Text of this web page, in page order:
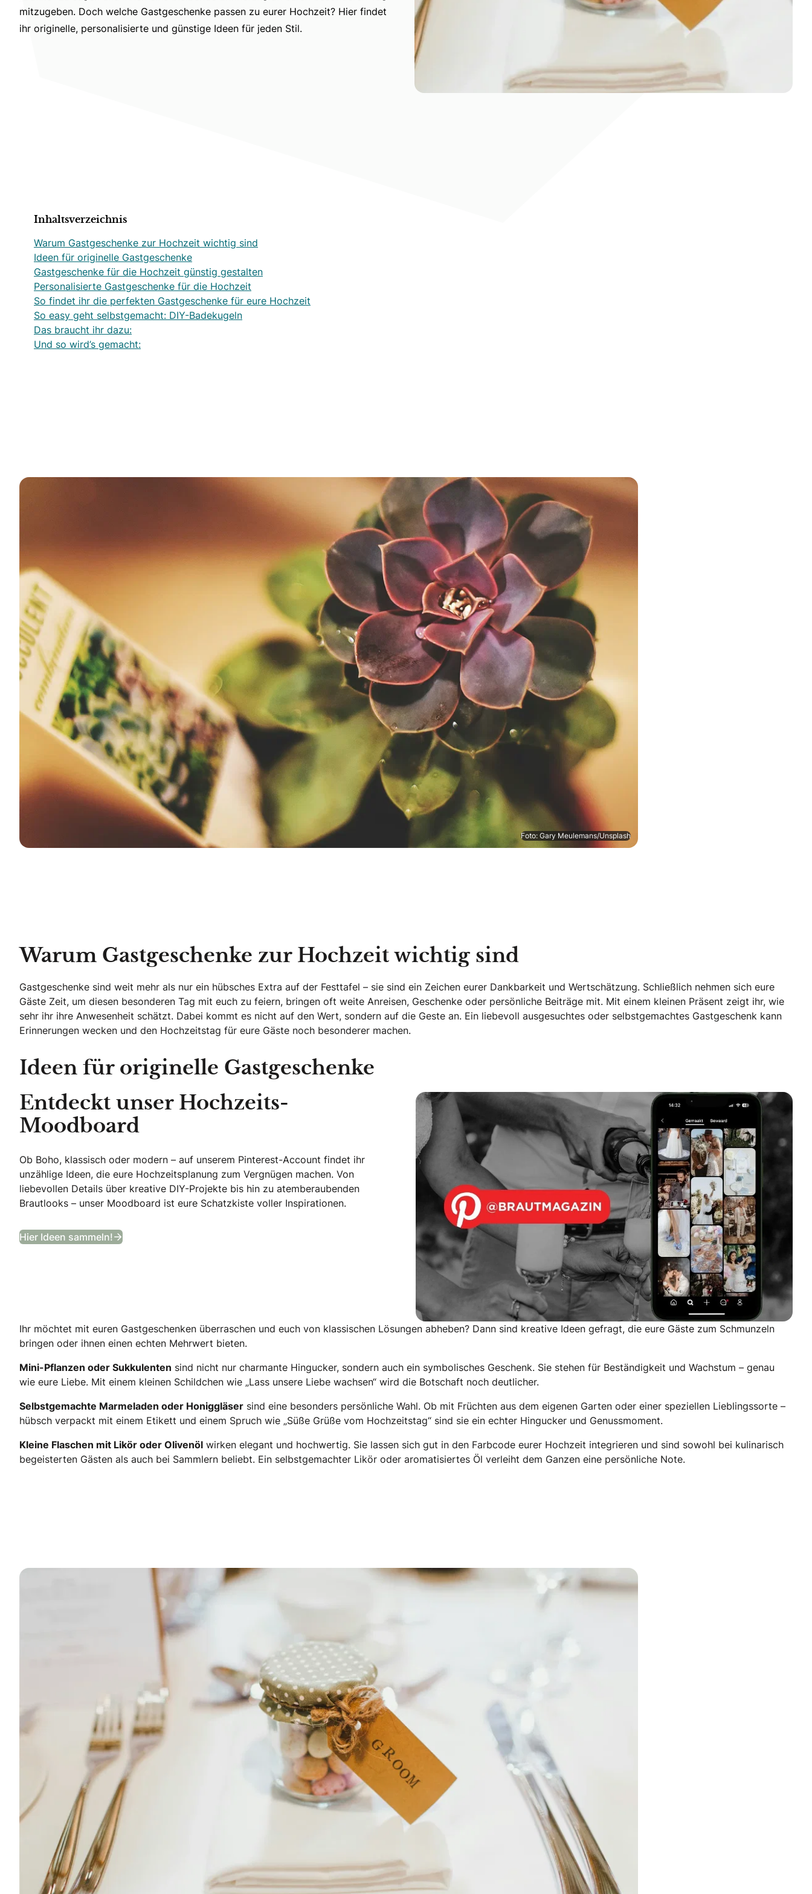
mitzugeben. Doch welche Gastgeschenke passen zu eurer Hochzeit? Hier findet
ihr originelle, personalisierte und günstige Ideen für jeden Stil.
Inhaltsverzeichnis
Warum Gastgeschenke zur Hochzeit wichtig sind
Ideen für originelle Gastgeschenke
Gastgeschenke für die Hochzeit günstig gestalten
Personalisierte Gastgeschenke für die Hochzeit
So findet ihr die perfekten Gastgeschenke für eure Hochzeit
So easy geht selbstgemacht: DIY-Badekugeln
Das braucht ihr dazu:
Und so wird’s gemacht:
Foto: Gary Meulemans/Unsplash
Warum Gastgeschenke zur Hochzeit wichtig sind
Gastgeschenke sind weit mehr als nur ein hübsches Extra auf der Festtafel – sie sind ein Zeichen eurer Dankbarkeit und Wertschätzung. Schließlich nehmen sich eure
Gäste Zeit, um diesen besonderen Tag mit euch zu feiern, bringen oft weite Anreisen, Geschenke oder persönliche Beiträge mit. Mit einem kleinen Präsent zeigt ihr, wie
sehr ihr ihre Anwesenheit schätzt. Dabei kommt es nicht auf den Wert, sondern auf die Geste an. Ein liebevoll ausgesuchtes oder selbstgemachtes Gastgeschenk kann
Erinnerungen wecken und den Hochzeitstag für eure Gäste noch besonderer machen.
Ideen für originelle Gastgeschenke
Entdeckt unser Hochzeits-
Moodboard
Ob Boho, klassisch oder modern – auf unserem Pinterest-Account findet ihr
unzählige Ideen, die eure Hochzeitsplanung zum Vergnügen machen. Von
liebevollen Details über kreative DIY-Projekte bis hin zu atemberaubenden
Brautlooks – unser Moodboard ist eure Schatzkiste voller Inspirationen.
Hier Ideen sammeln!
Ihr möchtet mit euren Gastgeschenken überraschen und euch von klassischen Lösungen abheben? Dann sind kreative Ideen gefragt, die eure Gäste zum Schmunzeln
bringen oder ihnen einen echten Mehrwert bieten.
Mini-Pflanzen oder Sukkulenten sind nicht nur charmante Hingucker, sondern auch ein symbolisches Geschenk. Sie stehen für Beständigkeit und Wachstum – genau
wie eure Liebe. Mit einem kleinen Schildchen wie „Lass unsere Liebe wachsen“ wird die Botschaft noch deutlicher.
Selbstgemachte Marmeladen oder Honiggläser sind eine besonders persönliche Wahl. Ob mit Früchten aus dem eigenen Garten oder einer speziellen Lieblingssorte –
hübsch verpackt mit einem Etikett und einem Spruch wie „Süße Grüße vom Hochzeitstag“ sind sie ein echter Hingucker und Genussmoment.
Kleine Flaschen mit Likör oder Olivenöl wirken elegant und hochwertig. Sie lassen sich gut in den Farbcode eurer Hochzeit integrieren und sind sowohl bei kulinarisch
begeisterten Gästen als auch bei Sammlern beliebt. Ein selbstgemachter Likör oder aromatisiertes Öl verleiht dem Ganzen eine persönliche Note.